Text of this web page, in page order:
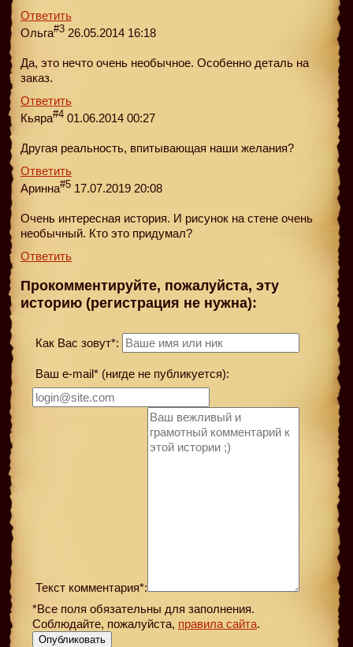
Ответить
Ольга#3 26.05.2014 16:18
Да, это нечто очень необычное. Особенно деталь на
заказ.
Ответить
Кьяра#4 01.06.2014 00:27
Другая реальность, впитывающая наши желания?
Ответить
Аринна#5 17.07.2019 20:08
Очень интересная история. И рисунок на стене очень
необычный. Кто это придумал?
Ответить
Прокомментируйте, пожалуйста, эту
историю (регистрация не нужна):
Как Вас зовут*:
Ваш e-mail* (нигде не публикуется):
Текст комментария*:
*Все поля обязательны для заполнения.
Соблюдайте, пожалуйста, правила сайта.
Опубликовать